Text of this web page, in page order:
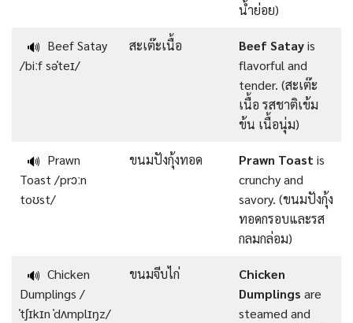
น้ำย่อย)
🔊 Beef Satay
/biːf səˈteɪ/
สะเต๊ะเนื้อ Beef Satayis
flavorful and
tender. (สะเต๊ะ
เนื้อ รสชาติเข้ม
ข้น เนื้อนุ่ม)
🔊 Prawn
Toast /prɔːn
toʊst/
ขนมปังกุ้งทอด Prawn Toast is
crunchy and
savory. (ขนมปังกุ้ง
ทอดกรอบและรส
กลมกล่อม)
🔊 Chicken
Dumplings /
ˈtʃɪkɪn ˈdʌmplɪŋz/
ขนมจีบไก่
Chicken
Dumplings are
steamed and